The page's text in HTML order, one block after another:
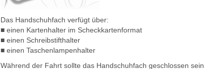
Das Handschuhfach verfügt über:
■ einen Kartenhalter im Scheckkartenformat
■ einen Schreibstifthalter
■ einen Taschenlampenhalter
Während der Fahrt sollte das Handschuhfach geschlossen sein.